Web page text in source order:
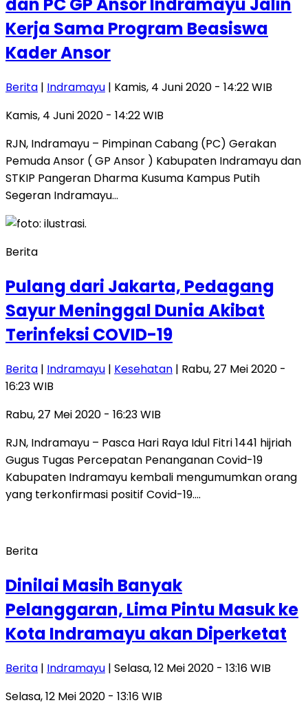
Kerja Sama Program Beasiswa
Kader Ansor
Berita | Indramayu | Kamis, 4 Juni 2020 - 14:22 WIB
Kamis, 4 Juni 2020 - 14:22 WIB
RJN, Indramayu – Pimpinan Cabang (PC) Gerakan
Pemuda Ansor ( GP Ansor ) Kabupaten Indramayu dan
STKIP Pangeran Dharma Kusuma Kampus Putih
Segeran Indramayu…
Berita
Pulang dari Jakarta, Pedagang
Sayur Meninggal Dunia Akibat
Terinfeksi COVID-19
Berita | Indramayu | Kesehatan | Rabu, 27 Mei 2020 -
16:23 WIB
Rabu, 27 Mei 2020 - 16:23 WIB
RJN, Indramayu – Pasca Hari Raya Idul Fitri 1441 hijriah
Gugus Tugas Percepatan Penanganan Covid-19
Kabupaten Indramayu kembali mengumumkan orang
yang terkonfirmasi positif Covid-19….
Berita
Dinilai Masih Banyak
Pelanggaran, Lima Pintu Masuk ke
Kota Indramayu akan Diperketat
Berita | Indramayu | Selasa, 12 Mei 2020 - 13:16 WIB
Selasa, 12 Mei 2020 - 13:16 WIB